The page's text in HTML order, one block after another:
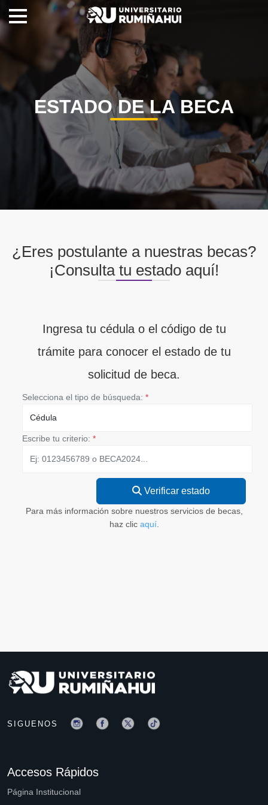
ESTADO DE LA BECA
¿Eres postulante a nuestras becas?
¡Consulta tu estado aquí!
Ingresa tu cédula o el código de tu
trámite para conocer el estado de tu
solicitud de beca.
Selecciona el tipo de búsqueda: *
Escribe tu criterio: *
Verificar estado
Para más información sobre nuestros servicios de becas,
haz clic aquí.
SIGUENOS
Accesos Rápidos
Página Institucional